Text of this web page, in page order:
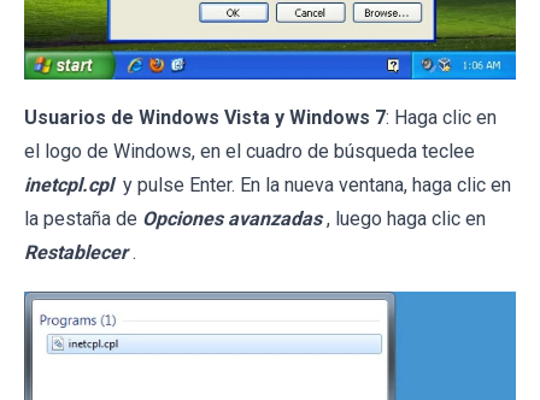
Usuarios de Windows Vista y Windows 7: Haga clic en
el logo de Windows, en el cuadro de búsqueda teclee
inetcpl.cpl y pulse Enter. En la nueva ventana, haga clic en
la pestaña de Opciones avanzadas , luego haga clic en
Restablecer .